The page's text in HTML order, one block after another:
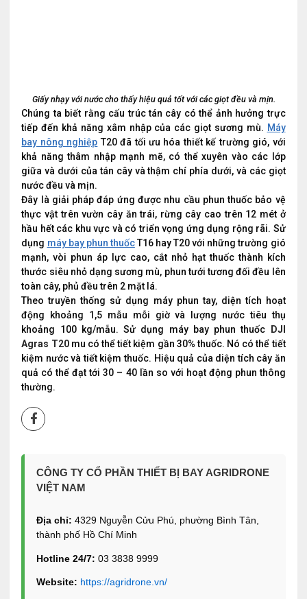
Giấy nhạy với nước cho thấy hiệu quả tốt với các giọt đều và mịn.
Chúng ta biết rằng cấu trúc tán cây có thể ảnh hưởng trực
tiếp đến khả năng xâm nhập của các giọt sương mù. Máy
bay nông nghiệp T20 đã tối ưu hóa thiết kế trường gió, với
khả năng thâm nhập mạnh mẽ, có thể xuyên vào các lớp
giữa và dưới của tán cây và thậm chí phía dưới, và các giọt
nước đều và mịn.
Đây là giải pháp đáp ứng được nhu cầu phun thuốc bảo vệ
thực vật trên vườn cây ăn trái, rừng cây cao trên 12 mét ở
hầu hết các khu vực và có triển vọng ứng dụng rộng rãi. Sử
dụng máy bay phun thuốcT16 hay T20 với những trường gió
mạnh, vòi phun áp lực cao, cắt nhỏ hạt thuốc thành kích
thước siêu nhỏ dạng sương mù, phun tưới tương đối đều lên
toàn cây, phủ đều trên 2 mặt lá.
Theo truyền thống sử dụng máy phun tay, diện tích hoạt
động khoảng 1,5 mẫu mỗi giờ và lượng nước tiêu thụ
khoảng 100 kg/mẫu. Sử dụng máy bay phun thuốc
DJI
Agras T20mu có thể tiết kiệm gần 30% thuốc. Nó có thể tiết
kiệm nước và tiết kiệm thuốc. Hiệu quả của diện tích cây ăn
quả có thể đạt tới 30 – 40 lần so với hoạt động phun thông
thường.
CÔNG TY CỔ PHẦN THIẾT BỊ BAY AGRIDRONE
VIỆT NAM
Địa chỉ: 4329 Nguyễn Cửu Phú, phường Bình Tân,
thành phố Hồ Chí Minh
Hotline 24/7: 03 3838 9999
Website: https://agridrone.vn/